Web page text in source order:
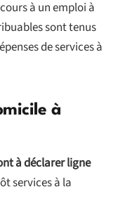
à un emploi à
sont tenus
de services à
à
à déclarer ligne
services à la